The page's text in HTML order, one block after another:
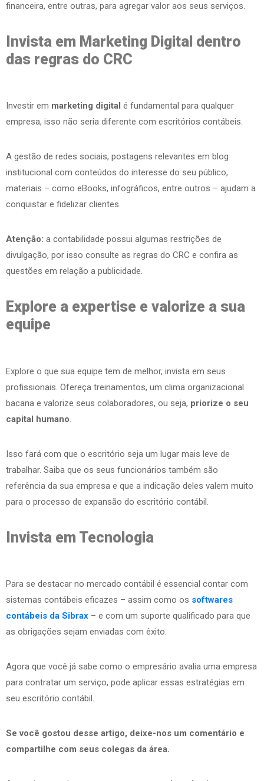
financeira, entre outras, para agregar valor aos seus serviços.
Invista em Marketing Digital dentro
das regras do CRC
Investir em marketing digital é fundamental para qualquer
empresa, isso não seria diferente com escritórios contábeis.
A gestão de redes sociais, postagens relevantes em blog
institucional com conteúdos do interesse do seu público,
materiais – como eBooks, infográficos, entre outros – ajudam a
conquistar e fidelizar clientes.
Atenção: a contabilidade possui algumas restrições de
divulgação, por isso consulte as regras do CRC e confira as
questões em relação a publicidade.
Explore a expertise e valorize a sua
equipe
Explore o que sua equipe tem de melhor, invista em seus
profissionais. Ofereça treinamentos, um clima organizacional
bacana e valorize seus colaboradores, ou seja, priorize o seu
capital humano.
Isso fará com que o escritório seja um lugar mais leve de
trabalhar. Saiba que os seus funcionários também são
referência da sua empresa e que a indicação deles valem muito
para o processo de expansão do escritório contábil.
Invista em Tecnologia
Para se destacar no mercado contábil é essencial contar com
sistemas contábeis eficazes – assim como os softwares
contábeis da Sibrax – e com um suporte qualificado para que
as obrigações sejam enviadas com êxito.
Agora que você já sabe como o empresário avalia uma empresa
para contratar um serviço, pode aplicar essas estratégias em
seu escritório contábil.
Se você gostou desse artigo, deixe-nos um comentário e
compartilhe com seus colegas da área.